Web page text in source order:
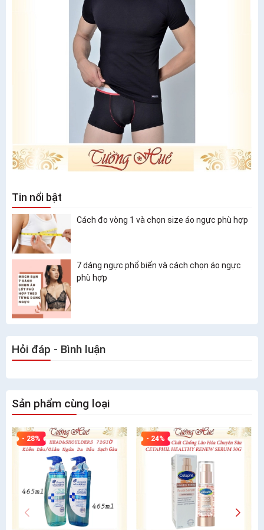
Tin nổi bật
Cách đo vòng 1 và chọn size áo ngực phù hợp
7 dáng ngực phổ biến và cách chọn áo ngực
phù hợp
Hỏi đáp - Bình luận
Sản phẩm cùng loại
- 28% - 24%